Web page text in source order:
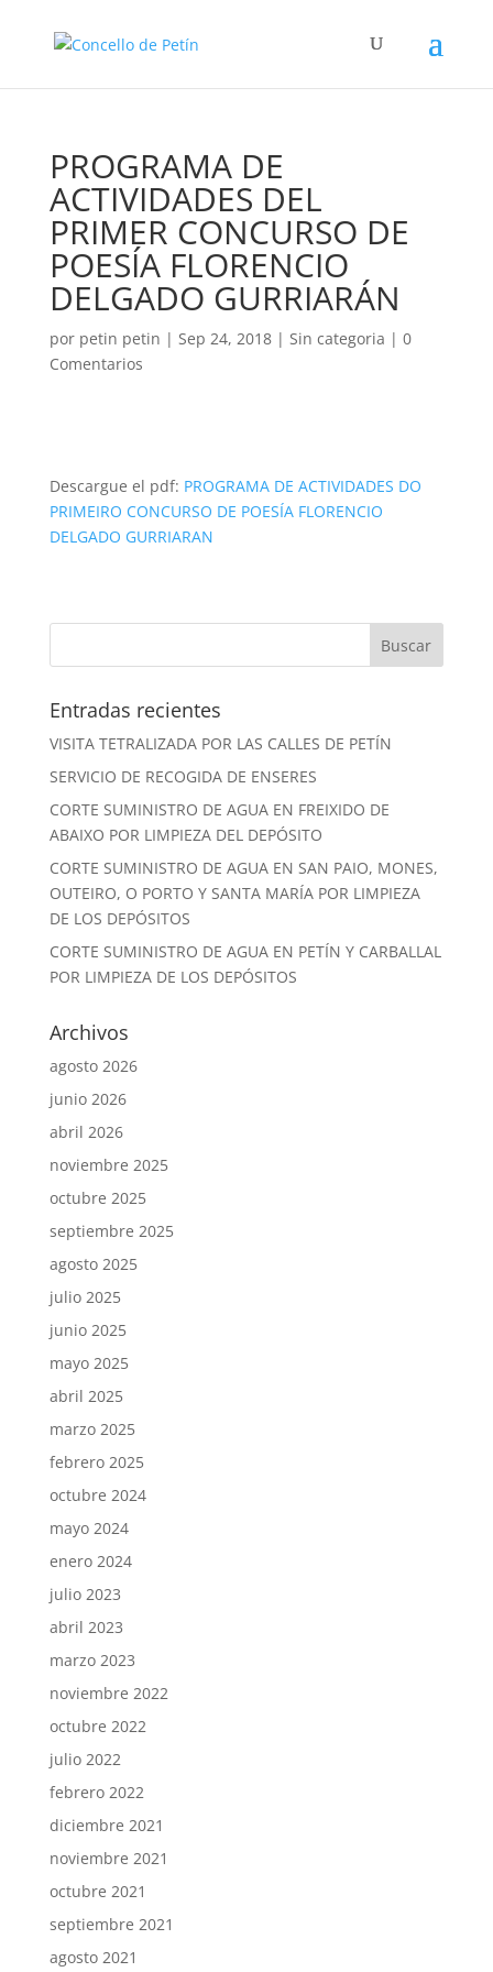
PROGRAMA DE
ACTIVIDADES DEL
PRIMER CONCURSO DE
POESÍA FLORENCIO
DELGADO GURRIARÁN
por petin petin | Sep 24, 2018| Sin categoria | 0
Comentarios
Descargue el pdf: PROGRAMA DE ACTIVIDADES DO
PRIMEIRO CONCURSO DE POESÍA FLORENCIO
DELGADO GURRIARAN
Entradas recientes
VISITA TETRALIZADA POR LAS CALLES DE PETÍN
SERVICIO DE RECOGIDA DE ENSERES
CORTE SUMINISTRO DE AGUA EN FREIXIDO DE
ABAIXO POR LIMPIEZA DEL DEPÓSITO
CORTE SUMINISTRO DE AGUA EN SAN PAIO, MONES,
OUTEIRO, O PORTO Y SANTA MARÍA POR LIMPIEZA
DE LOS DEPÓSITOS
CORTE SUMINISTRO DE AGUA EN PETÍN Y CARBALLAL
POR LIMPIEZA DE LOS DEPÓSITOS
Archivos
agosto 2026
junio 2026
abril 2026
noviembre 2025
octubre 2025
septiembre 2025
agosto 2025
julio 2025
junio 2025
mayo 2025
abril 2025
marzo 2025
febrero 2025
octubre 2024
mayo 2024
enero 2024
julio 2023
abril 2023
marzo 2023
noviembre 2022
octubre 2022
julio 2022
febrero 2022
diciembre 2021
noviembre 2021
octubre 2021
septiembre 2021
agosto 2021